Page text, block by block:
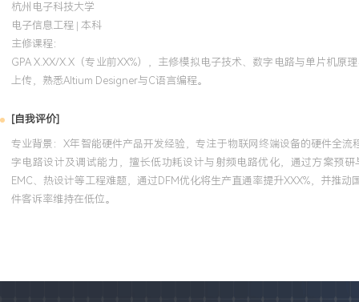
杭州电子科技大学
电子信息工程 | 本科
主修课程：
GPA X.XX/X.X（专业前XX%），主修模拟电子技术、数字电路与单片机
上传，熟悉Altium Designer与C语言编程。
[自我评价]
专业背景：X年智能硬件产品开发经验，专注于物联网终端设备的硬件全
字电路设计及调试能力，擅长低功耗设计与射频电路优化，通过方案预
EMC、热设计等工程难题，通过DFM优化将生产直通率提升XXX%，并推
件客诉率维持在低位。